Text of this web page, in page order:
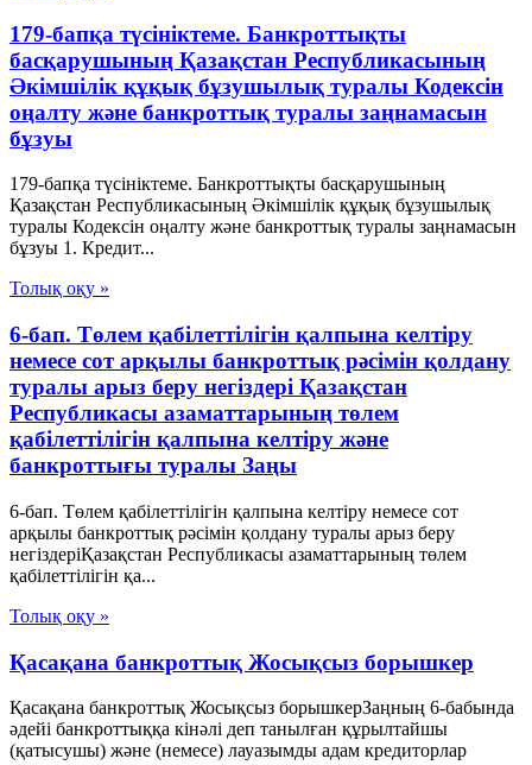
179-бапқа түсініктеме. Банкроттықты
басқарушының Қазақстан Республикасының
Әкімшілік құқық бұзушылық туралы Кодексін
оңалту және банкроттық туралы заңнамасын
бұзуы
179-бапқа түсініктеме. Банкроттықты басқарушының
Қазақстан Республикасының Әкімшілік құқық бұзушылық
туралы Кодексін оңалту және банкроттық туралы заңнамасын
бұзуы 1. Кредит...
Толық оқу »
6-бап. Төлем қабілеттілігін қалпына келтіру
немесе сот арқылы банкроттық рәсімін қолдану
туралы арыз беру негіздері Қазақстан
Республикасы азаматтарының төлем
қабілеттілігін қалпына келтіру және
банкроттығы туралы Заңы
6-бап. Төлем қабілеттілігін қалпына келтіру немесе сот
арқылы банкроттық рәсімін қолдану туралы арыз беру
негіздеріҚазақстан Республикасы азаматтарының төлем
қабілеттілігін қа...
Толық оқу »
Қасақана банкроттық Жосықсыз борышкер
Қасақана банкроттық Жосықсыз борышкерЗаңның 6-бабында
әдейі банкроттыққа кінәлі деп танылған құрылтайшы
(қатысушы) және (немесе) лауазымды адам кредиторлар